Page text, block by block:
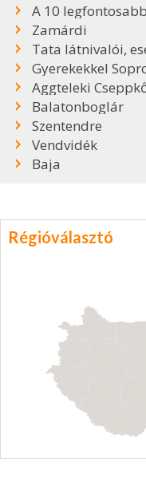
A 10
Zamárdi
Tata látnivalói,
Gyerekekkel
Aggteleki
Balatonboglár
Szentendre
Vendvidék
Baja
Régióválasztó